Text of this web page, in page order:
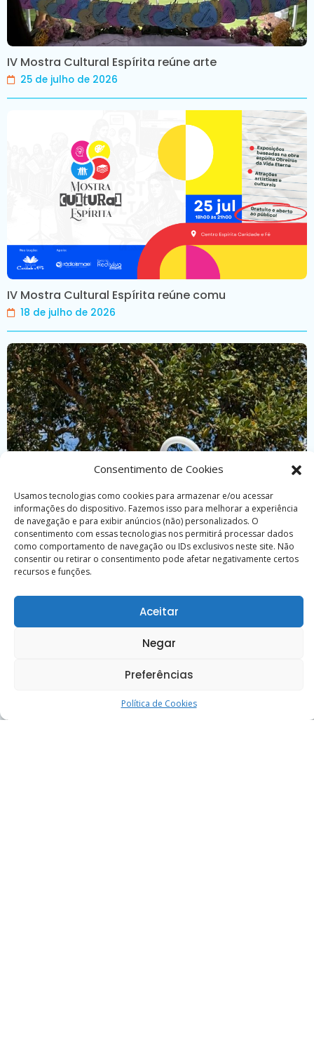
Consentimento de Cookies
Usamos tecnologias como cookies para armazenar e/ou acessar
informações do dispositivo. Fazemos isso para melhorar a experiência
de navegação e para exibir anúncios (não) personalizados. O
consentimento com essas tecnologias nos permitirá processar dados
como comportamento de navegação ou IDs exclusivos neste site. Não
consentir ou retirar o consentimento pode afetar negativamente certos
recursos e funções.
Aceitar
Negar
Preferências
Política de Cookies
IV Mostra Cultural Espírita reúne arte
25 de julho de 2026
IV Mostra Cultural Espírita reúne comu
18 de julho de 2026